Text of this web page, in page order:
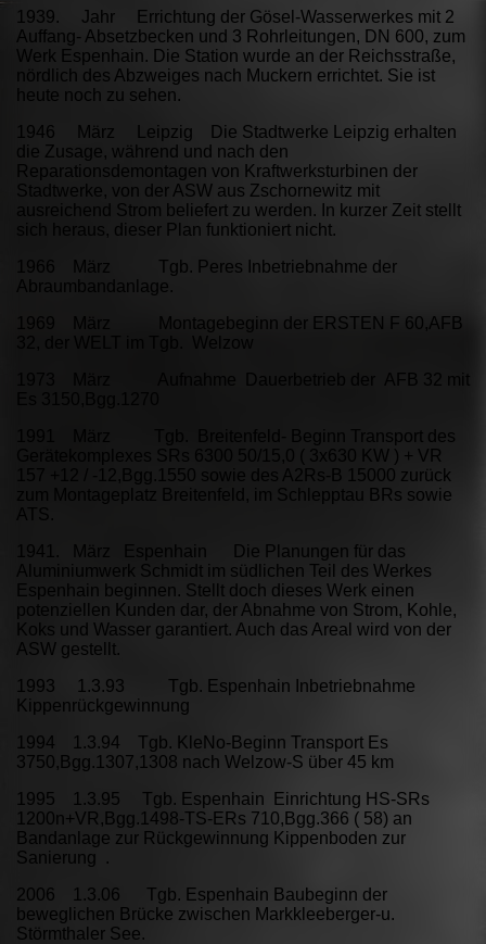
1939. Jahr Errichtung der Gösel-Wasserwerkes mit 2
Auffang- Absetzbecken und 3 Rohrleitungen, DN 600, zum
Werk Espenhain. Die Station wurde an der Reichsstraße,
nördlich des Abzweiges nach Muckern errichtet. Sie ist
heute noch zu sehen.
1946 März Leipzig Die Stadtwerke Leipzig erhalten
die Zusage, während und nach den
Reparationsdemontagen von Kraftwerksturbinen der
Stadtwerke, von der ASW aus Zschornewitz mit
ausreichend Strom beliefert zu werden. In kurzer Zeit stellt
sich heraus, dieser Plan funktioniert nicht.
1966 März Tgb. Peres Inbetriebnahme der
Abraumbandanlage.
1969 März Montagebeginn der ERSTEN F 60,AFB
1973 März Aufnahme Dauerbetrieb der AFB 32 mit
1991 März Tgb. Breitenfeld- Beginn Transport des
Gerätekomplexes SRs 6300 50/15,0 ( 3x630 KW ) + VR
157 +12 / -12,Bgg.1550 sowie des A2Rs-B 15000 zurück
zum Montageplatz Breitenfeld, im Schlepptau BRs sowie
1941. März Espenhain Die Planungen für das
Aluminiumwerk Schmidt im südlichen Teil des Werkes
Espenhain beginnen. Stellt doch dieses Werk einen
potenziellen Kunden dar, der Abnahme von Strom, Kohle,
Koks und Wasser garantiert. Auch das Areal wird von der
ASW gestellt.
1993 1.3.93 Tgb. Espenhain Inbetriebnahme
Kippenrückgewinnung
1994 1.3.94 Tgb. KleNo-Beginn Transport Es
3750,Bgg.1307,1308 nach Welzow-S über 45 km
1995 1.3.95 Tgb. Espenhain Einrichtung HS-SRs
1200n+VR,Bgg.1498-TS-ERs 710,Bgg.366 ( 58) an
Bandanlage zur Rückgewinnung Kippenboden zur
Sanierung .
2006 1.3.06 Tgb. Espenhain Baubeginn der
beweglichen Brücke zwischen Markkleeberger-u.
Störmthaler See.